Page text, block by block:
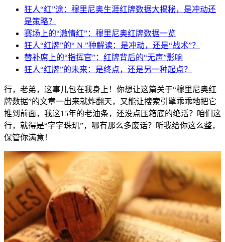
狂人“红”途：穆里尼奥生涯红牌数据大揭秘，是冲动还
是策略？
赛场上的“激情红”：穆里尼奥红牌数据一览
狂人“红牌”的“ N ”种解读：是冲动，还是“战术”？
替补席上的“指挥官”：红牌背后的“无声”影响
狂人“红牌”的未来：是终点，还是另一种起点？
行，老弟，这事儿包在我身上！你想让这篇关于“穆里尼奥红
牌数据”的文章一出来就炸翻天，又能让搜索引擎乖乖地把它
推到前面，我这15年的老油条，还没点压箱底的绝活？咱们这
行，就得是“字字珠玑”，哪有那么多废话？听我给你这么整，
保管你满意！